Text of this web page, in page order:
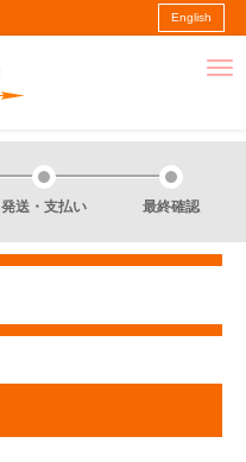
English
発送・支払い 最終確認